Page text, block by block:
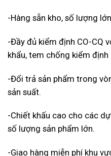
-Hàng sẵn kho, số lượng
-Đầy đủ kiểm định CO-CQ
khẩu, tem chống kiểm định
-Đổi trả sản phẩm trong
sản suất.
-Chiết khấu cao cho các
số lượng sản phẩm lớn.
-Giao hàng miễn phí khu